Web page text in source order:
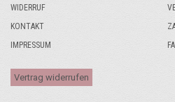
WIDERRUF
KONTAKT
IMPRESSUM
Vertrag widerrufen